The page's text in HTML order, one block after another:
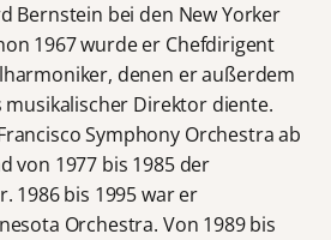
Bernstein bei den New Yorker
1967 wurde er Chefdirigent
denen er außerdem
musikalischer Direktor diente.
Symphony Orchestra ab
von 1977 bis 1985 der
1986 bis 1995 war er
Orchestra. Von 1989 bis